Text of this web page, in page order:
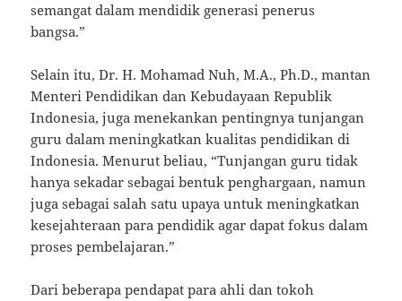
semangat dalam mendidik generasi penerus
bangsa.”
Selain itu, Dr. H. Mohamad Nuh, M.A., Ph.D., mantan
Menteri Pendidikan dan Kebudayaan Republik
Indonesia, juga menekankan pentingnya tunjangan
guru dalam meningkatkan kualitas pendidikan di
Indonesia. Menurut beliau, “Tunjangan guru tidak
hanya sekadar sebagai bentuk penghargaan, namun
juga sebagai salah satu upaya untuk meningkatkan
kesejahteraan para pendidik agar dapat fokus dalam
proses pembelajaran.”
Dari beberapa pendapat para ahli dan tokoh